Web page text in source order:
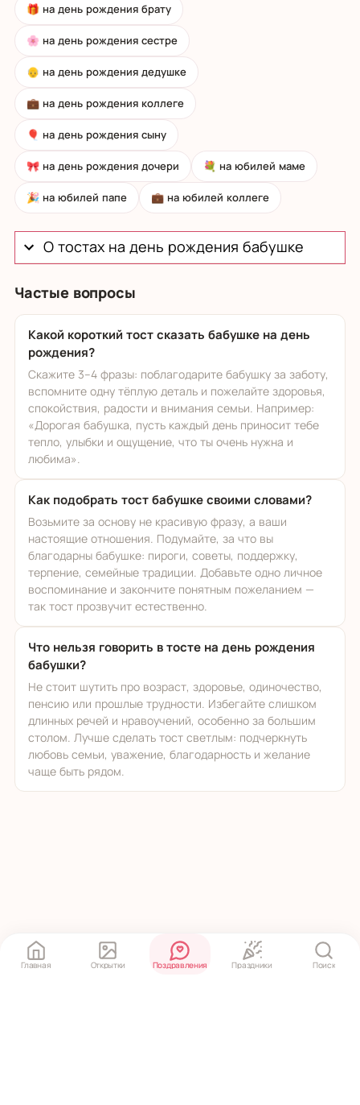
🎁 на день рождения брату
🌸 на день рождения сестре
👴 на день рождения дедушке
💼 на день рождения коллеге
🎈 на день рождения сыну
🎀 на день рождения дочери 💐 на юбилей маме
🎉 на юбилей папе 💼 на юбилей коллеге
О тостах на день рождения бабушке
Частые вопросы
Какой короткий тост сказать бабушке на день
рождения?
Скажите 3–4 фразы: поблагодарите бабушку за заботу,
вспомните одну тёплую деталь и пожелайте здоровья,
спокойствия, радости и внимания семьи. Например:
«Дорогая бабушка, пусть каждый день приносит тебе
тепло, улыбки и ощущение, что ты очень нужна и
любима».
Как подобрать тост бабушке своими словами?
Возьмите за основу не красивую фразу, а ваши
настоящие отношения. Подумайте, за что вы
благодарны бабушке: пироги, советы, поддержку,
терпение, семейные традиции. Добавьте одно личное
воспоминание и закончите понятным пожеланием —
так тост прозвучит естественно.
Что нельзя говорить в тосте на день рождения
бабушки?
Не стоит шутить про возраст, здоровье, одиночество,
пенсию или прошлые трудности. Избегайте слишком
длинных речей и нравоучений, особенно за большим
столом. Лучше сделать тост светлым: подчеркнуть
любовь семьи, уважение, благодарность и желание
чаще быть рядом.
Главная Открытки Поздравления Праздники Поиск